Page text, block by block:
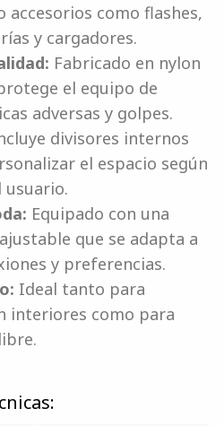
accesorios como flashes,
y cargadores.
Fabricado en nylon
el equipo de
adversas y golpes.
divisores internos
el espacio según
usuario.
Equipado con una
que se adapta a
y preferencias.
Ideal tanto para
interiores como para